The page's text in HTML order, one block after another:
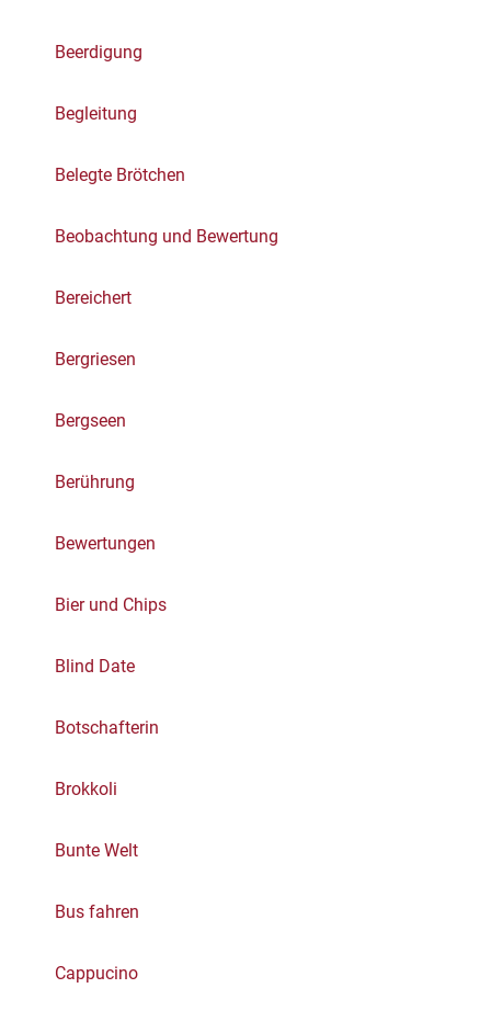
Beerdigung
Begleitung
Belegte Brötchen
Beobachtung und Bewertung
Bereichert
Bergriesen
Bergseen
Berührung
Bewertungen
Bier und Chips
Blind Date
Botschafterin
Brokkoli
Bunte Welt
Bus fahren
Cappucino